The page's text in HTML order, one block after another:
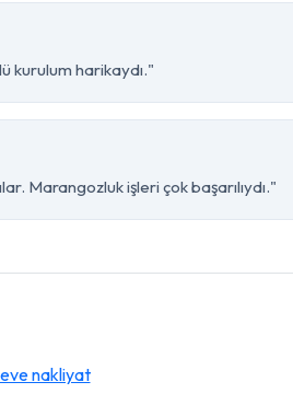
kurulum harikaydı."
Marangozluk işleri çok başarılıydı."
nakliyat